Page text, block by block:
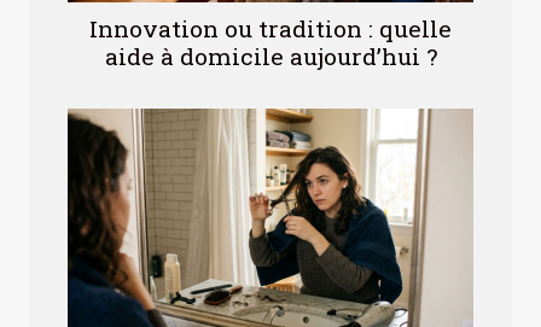
Innovation ou tradition : quelle
aide à domicile aujourd’hui ?